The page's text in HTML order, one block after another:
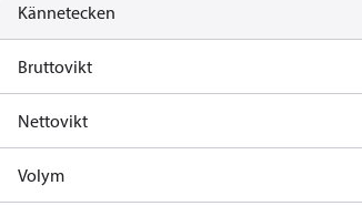
Kännetecken
Bruttovikt
Nettovikt
Volym